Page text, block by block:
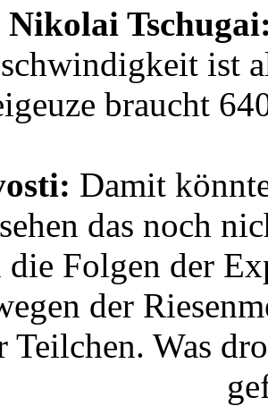
Nikolai
ist
braucht
Damit
das noch
die Folgen der
der
Teilchen. Was